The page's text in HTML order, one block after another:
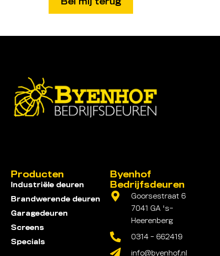
Byenhof
Bedrijfsdeuren
Goorsestraat 6
7041 GA 's-
Heerenberg
0314 - 662419
info@byenhof.nl
Producten
Industriële deuren
Brandwerende deuren
Garagedeuren
Screens
Specials